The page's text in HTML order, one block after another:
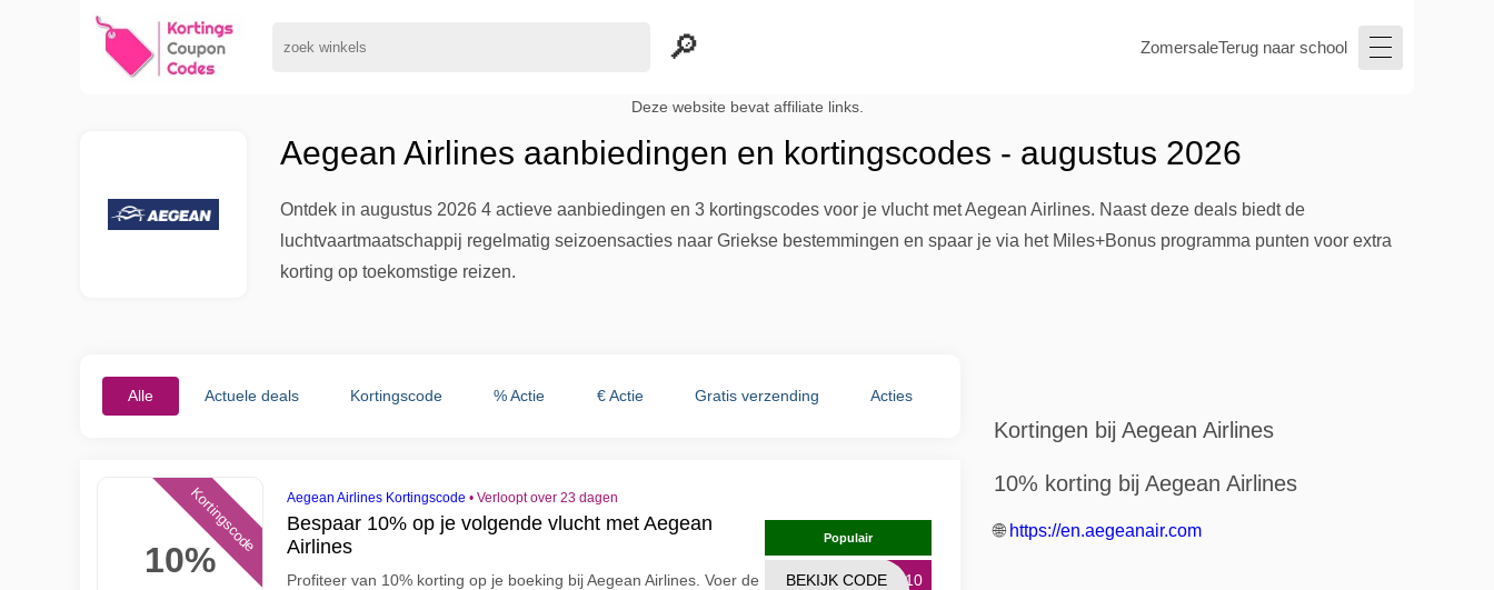
ZomersaleTerug naar school
Deze website bevat affiliate links.
Aegean Airlines aanbiedingen en kortingscodes - augustus 2026
Ontdek in augustus 2026 4 actieve aanbiedingen en 3 kortingscodes voor je vlucht met Aegean Airlines. Naast deze deals biedt de
luchtvaartmaatschappij regelmatig seizoensacties naar Griekse bestemmingen en spaar je via het Miles+Bonus programma punten voor extra
korting op toekomstige reizen.
Alle Actuele deals Kortingscode % Actie € Actie Gratis verzending Acties
10%
Kortingscode Aegean Airlines Kortingscode • Verloopt over 23 dagen
Bespaar 10% op je volgende vlucht met Aegean
Airlines
Profiteer van 10% korting op je boeking bij Aegean Airlines. Voer de
Populair
RA10
BEKIJK CODE
Kortingen bij Aegean Airlines
10% korting bij Aegean Airlines
🌐 https://en.aegeanair.com